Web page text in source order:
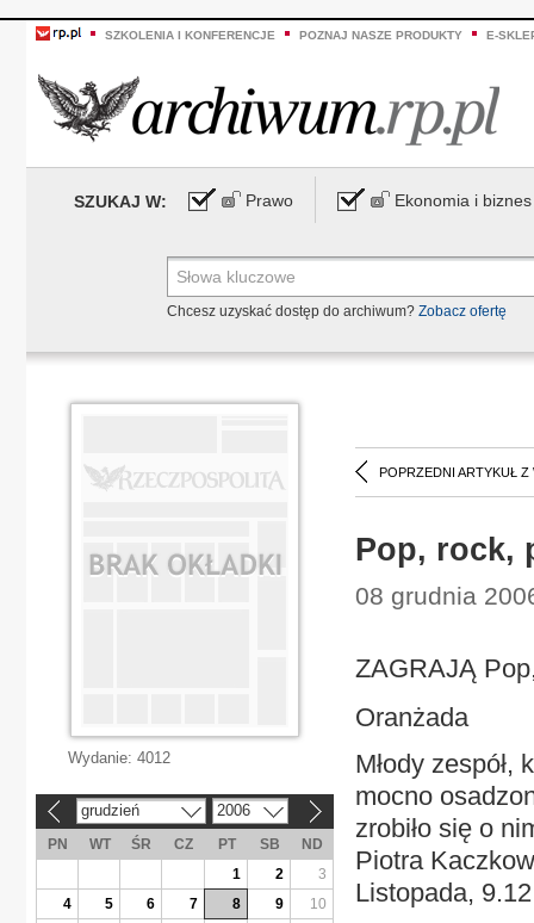
SZKOLENIA I KONFERENCJE POZNAJ NASZE PRODUKTY E-
SZUKAJ W: Prawo Ekonomia i biznes
Chcesz uzyskać dostęp do archiwum? Zobacz ofertę
POPRZEDNI ARTYKUŁ Z
Pop, rock,
08 grudnia
ZAGRAJĄ
Oranżada
Młody
mocno
zrobiło się o
Piotra
Listopada,
Wydanie: 4012
grudzień 2006
PN WT ŚR CZ PT SB
ND
1
2
3
4
5 6 7 8 9
10